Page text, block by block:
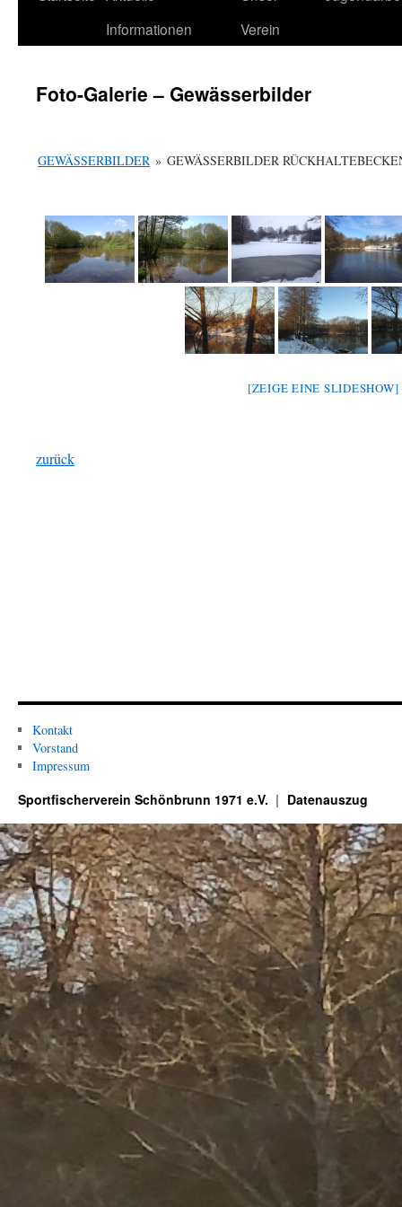
Informationen
Verein
Foto-Galerie – Gewässerbilder
GEWÄSSERBILDER » GEWÄSSERBILDER
[ZEIGE EINE SLIDESHOW]
zurück
Kontakt
Vorstand
Impressum
Sportfischerverein Schönbrunn 1971 e.V. Datenauszug